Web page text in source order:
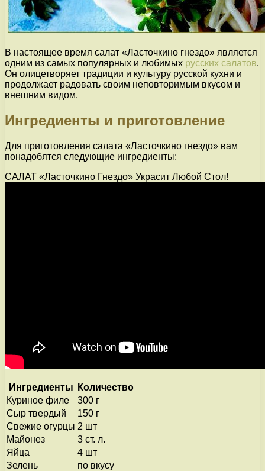
В настоящее время салат «Ласточкино гнездо» является
одним из самых популярных и любимых русских салатов.
Он олицетворяет традиции и культуру русской кухни и
продолжает радовать своим неповторимым вкусом и
внешним видом.
Ингредиенты и приготовление
Для приготовления салата «Ласточкино гнездо» вам
понадобятся следующие ингредиенты:
САЛАТ «Ласточкино Гнездо» Украсит Любой Стол!
Ингредиенты
Количество
Куриное филе
300 г
Сыр твердый
150 г
Свежие огурцы 2 шт
Майонез
3 ст. л.
Яйца
4 шт
Зелень
по вкусу